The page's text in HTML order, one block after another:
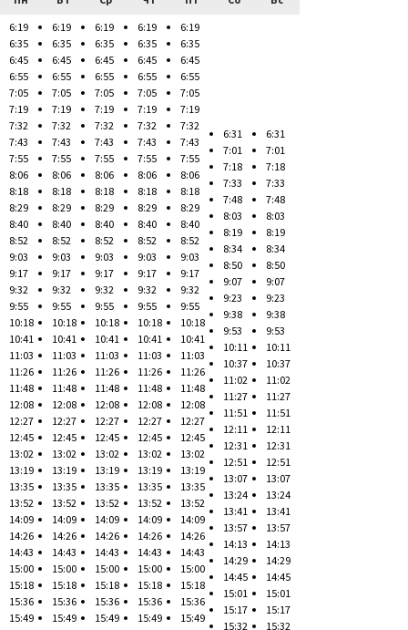
6:19
6:35
6:45
6:55
7:05
7:19
7:32
7:43
7:55
8:06
8:18
8:29
8:40
8:52
9:03
9:17
9:32
9:55
10:18
10:41
11:03
11:26
11:48
12:08
12:27
12:45
13:02
13:19
13:35
13:52
14:09
14:26
14:43
15:00
15:18
15:36
15:49
6:19
6:35
6:45
6:55
7:05
7:19
7:32
7:43
7:55
8:06
8:18
8:29
8:40
8:52
9:03
9:17
9:32
9:55
10:18
10:41
11:03
11:26
11:48
12:08
12:27
12:45
13:02
13:19
13:35
13:52
14:09
14:26
14:43
15:00
15:18
15:36
15:49
6:19
6:35
6:45
6:55
7:05
7:19
7:32
7:43
7:55
8:06
8:18
8:29
8:40
8:52
9:03
9:17
9:32
9:55
10:18
10:41
11:03
11:26
11:48
12:08
12:27
12:45
13:02
13:19
13:35
13:52
14:09
14:26
14:43
15:00
15:18
15:36
15:49
6:19
6:35
6:45
6:55
7:05
7:19
7:32
7:43
7:55
8:06
8:18
8:29
8:40
8:52
9:03
9:17
9:32
9:55
10:18
10:41
11:03
11:26
11:48
12:08
12:27
12:45
13:02
13:19
13:35
13:52
14:09
14:26
14:43
15:00
15:18
15:36
15:49
6:19
6:35
6:45
6:55
7:05
7:19
7:32
7:43
7:55
8:06
8:18
8:29
8:40
8:52
9:03
9:17
9:32
9:55
10:18
10:41
11:03
11:26
11:48
12:08
12:27
12:45
13:02
13:19
13:35
13:52
14:09
14:26
14:43
15:00
15:18
15:36
15:49
6:31
7:01
7:18
7:33
7:48
8:03
8:19
8:34
8:50
9:07
9:23
9:38
9:53
10:11
10:37
11:02
11:27
11:51
12:11
12:31
12:51
13:07
13:24
13:41
13:57
14:13
14:29
14:45
15:01
15:17
15:32
6:31
7:01
7:18
7:33
7:48
8:03
8:19
8:34
8:50
9:07
9:23
9:38
9:53
10:11
10:37
11:02
11:27
11:51
12:11
12:31
12:51
13:07
13:24
13:41
13:57
14:13
14:29
14:45
15:01
15:17
15:32